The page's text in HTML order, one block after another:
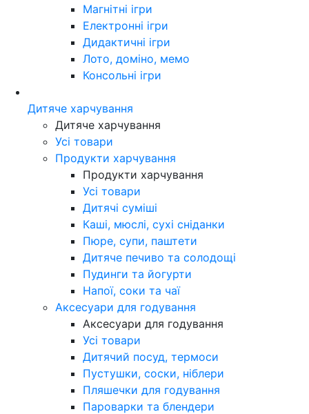
Магнітні ігри
Електронні ігри
Дидактичні ігри
Лото, доміно, мемо
Консольні ігри
Дитяче харчування
Дитяче харчування
Усі товари
Продукти харчування
Продукти харчування
Усі товари
Дитячі суміші
Каші, мюслі, сухі сніданки
Пюре, супи, паштети
Дитяче печиво та солодощі
Пудинги та йогурти
Напої, соки та чаї
Аксесуари для годування
Аксесуари для годування
Усі товари
Дитячий посуд, термоси
Пустушки, соски, ніблери
Пляшечки для годування
Пароварки та блендери